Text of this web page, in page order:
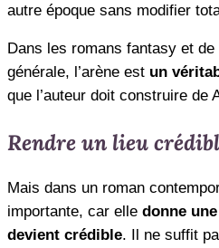
autre époque sans modifier
Dans les romans fantasy et
générale, l’arène est un
que l’auteur doit construire de
Rendre un lieu
Mais dans un roman
importante, car elle donne
devient crédible. Il ne suffit